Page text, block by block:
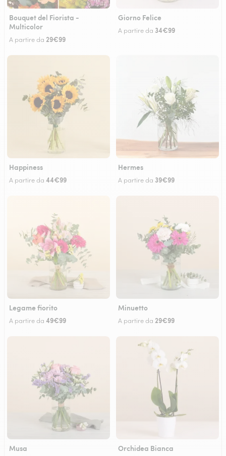
Bouquet del Fiorista -
Multicolor
A partire da 29€99
Giorno Felice
A partire da 34€99
Happiness
A partire da 44€99
Hermes
A partire da 39€99
Legame fiorito
A partire da 49€99
Minuetto
A partire da 29€99
Musa Orchidea Bianca